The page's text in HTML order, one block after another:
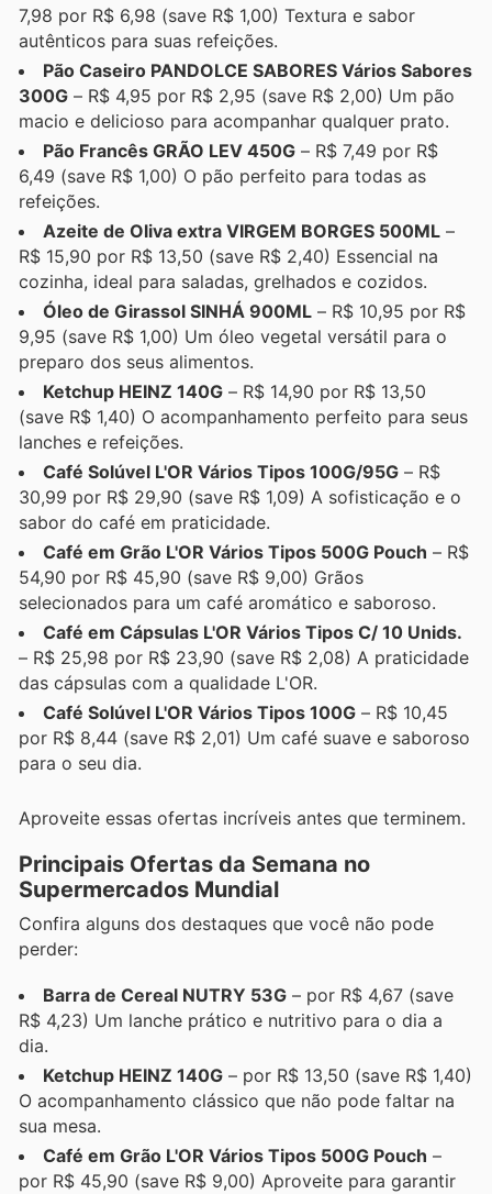
7,98 por R$ 6,98 (save R$ 1,00) Textura e sabor
autênticos para suas refeições.
Pão Caseiro PANDOLCE SABORES Vários Sabores
300G – R$ 4,95 por R$ 2,95 (save R$ 2,00) Um pão
macio e delicioso para acompanhar qualquer prato.
Pão Francês GRÃO LEV 450G – R$ 7,49 por R$
6,49 (save R$ 1,00) O pão perfeito para todas as
refeições.
Azeite de Oliva extra VIRGEM BORGES 500ML –
R$ 15,90 por R$ 13,50 (save R$ 2,40) Essencial na
cozinha, ideal para saladas, grelhados e cozidos.
Óleo de Girassol SINHÁ 900ML – R$ 10,95 por R$
9,95 (save R$ 1,00) Um óleo vegetal versátil para o
preparo dos seus alimentos.
Ketchup HEINZ 140G – R$ 14,90 por R$ 13,50
(save R$ 1,40) O acompanhamento perfeito para seus
lanches e refeições.
Café Solúvel L'OR Vários Tipos 100G/95G – R$
30,99 por R$ 29,90 (save R$ 1,09) A sofisticação e o
sabor do café em praticidade.
Café em Grão L'OR Vários Tipos 500G Pouch – R$
54,90 por R$ 45,90 (save R$ 9,00) Grãos
selecionados para um café aromático e saboroso.
Café em Cápsulas L'OR Vários Tipos C/ 10 Unids.
– R$ 25,98 por R$ 23,90 (save R$ 2,08) A praticidade
das cápsulas com a qualidade L'OR.
Café Solúvel L'OR Vários Tipos 100G – R$ 10,45
por R$ 8,44 (save R$ 2,01) Um café suave e saboroso
para o seu dia.
Aproveite essas ofertas incríveis antes que terminem.
Principais Ofertas da Semana no
Supermercados Mundial
Confira alguns dos destaques que você não pode
perder:
Barra de Cereal NUTRY 53G – por R$ 4,67 (save
R$ 4,23) Um lanche prático e nutritivo para o dia a
dia.
Ketchup HEINZ 140G – por R$ 13,50 (save R$ 1,40)
O acompanhamento clássico que não pode faltar na
sua mesa.
Café em Grão L'OR Vários Tipos 500G Pouch –
por R$ 45,90 (save R$ 9,00) Aproveite para garantir